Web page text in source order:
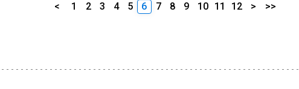
< 1 2 3 4 5 6 7 8 9 10 11 12 > >>